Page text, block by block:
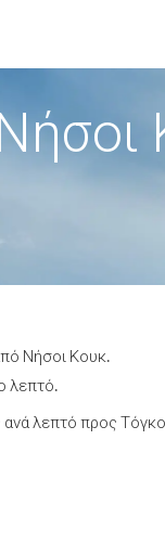
Νήσοι Κουκ.
λεπτό.
λεπτό προς